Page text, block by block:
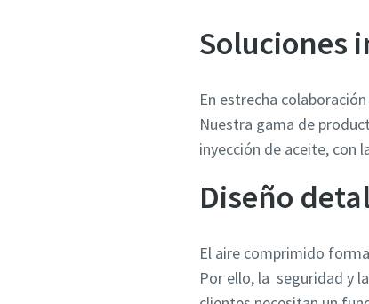
Soluciones
En estrecha
Nuestra gama de
inyección de aceite, con
Diseño
El aire comprimido
Por ello, la seguridad y